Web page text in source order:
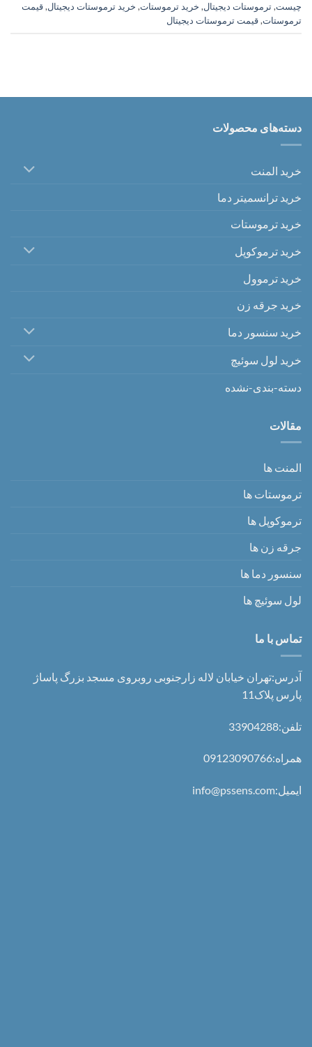
چیست,ترموستات دیجیتال, خرید ترموستات, خرید ترموستات دیجیتال,قیمت
ترموستات,قیمت ترموستات دیجیتال
دسته‌های محصولات
خرید المنت
خرید ترانسمیتر دما
خرید ترموستات
خرید ترموکوپل
خرید ترموول
خرید جرقه زن
خرید سنسور دما
خرید لول سوئیچ
دسته-بندی-نشده
مقالات
المنت ها
ترموستات ها
ترموکوپل ها
جرقه زن ها
سنسور دما ها
لول سوئیچ ها
تماس با ما
آدرس:تهران خیابان لاله زارجنوبی روبروی مسجد بزرگ پاساژ
پارس پلاک11
تلفن:33904288
همراه:09123090766
ایمیل:info@pssens.com